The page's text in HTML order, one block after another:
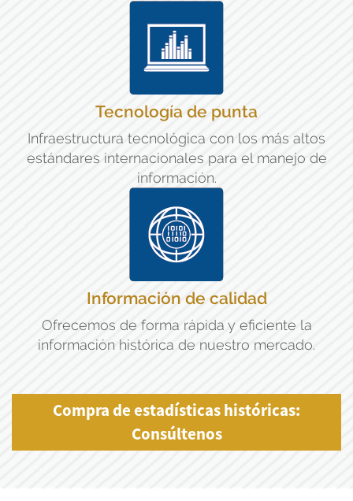
Tecnología de punta
Infraestructura tecnológica con los más altos
estándares internacionales para el manejo de
información.
Información de calidad
Ofrecemos de forma rápida y eficiente la
información histórica de nuestro mercado.
Compra de estadísticas históricas:
Consúltenos